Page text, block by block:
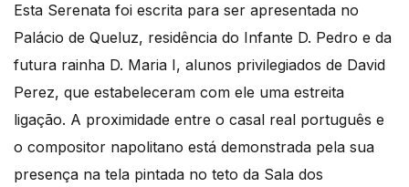
Esta Serenata foi escrita para ser apresentada no
Palácio de Queluz, residência do Infante D. Pedro e da
futura rainha D. Maria I, alunos privilegiados de David
Perez, que estabeleceram com ele uma estreita
ligação. A proximidade entre o casal real português e
o compositor napolitano está demonstrada pela sua
presença na tela pintada no teto da Sala dos